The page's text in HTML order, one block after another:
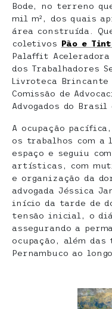
Bode, no terreno
mil m², dos quais
área construída.
coletivos Pão e
Palaffit Aceleradora
dos Trabalhadores
Livroteca Brincante
Comissão de
Advogados do Brasil
A ocupação
os trabalhos com a
espaço e seguiu
artísticas, com
e organização da
advogada Jéssica
início da tarde de
tensão inicial, o
assegurando a
ocupação, além
Pernambuco ao